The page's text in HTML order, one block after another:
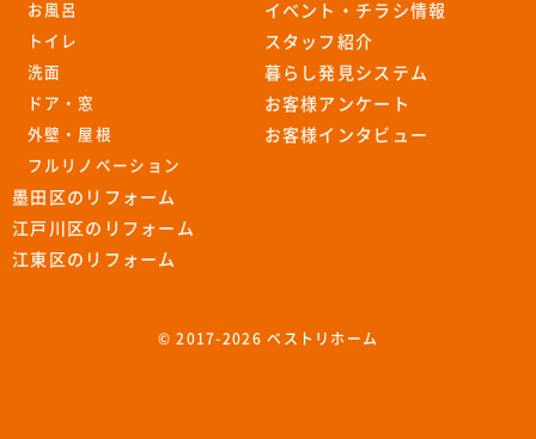
お風呂
トイレ
洗面
ドア・窓
外壁・屋根
フルリノベーション
イベント・チラシ情報
スタッフ紹介
暮らし発見システム
お客様アンケート
お客様インタビュー
墨田区のリフォーム
江戸川区のリフォーム
江東区のリフォーム
© 2017-2026 ベストリホーム